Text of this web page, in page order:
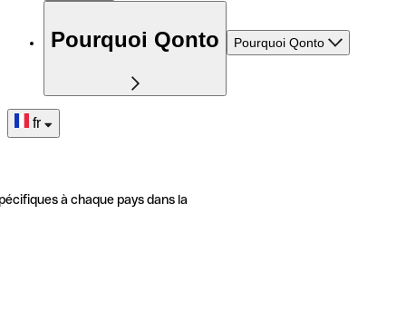
Pourquoi Qonto Pourquoi Qonto
fr
à chaque pays dans la